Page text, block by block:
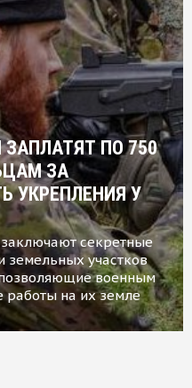
ПО 750
ЗА
УКРЕПЛЕНИЯ У
секретные
земельных участков
военным
работы на их земле